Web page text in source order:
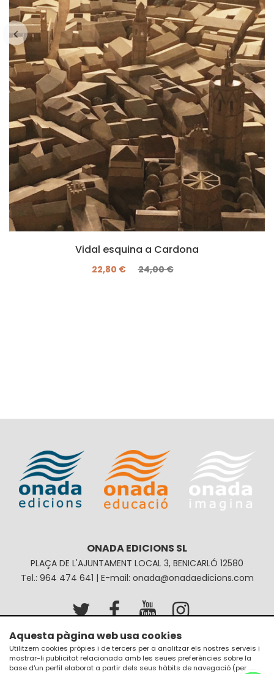
Vidal esquina a Cardona
22,80 € 24,00 €
ONADA EDICIONS SL
PLAÇA DE L'AJUNTAMENT LOCAL 3, BENICARLÓ 12580
Tel.: 964 474 641 | E-mail: onada@onadaedicions.com
Avís legal
Política de privacitat
Política de galetes
Condicions de compra
Aquesta pàgina web usa cookies
Utilitzem cookies pròpies i de tercers per a analitzar els nostres serveis i
mostrar-li publicitat relacionada amb les seues preferències sobre la
base d'un perfil elaborat a partir dels seus hàbits de navegació (per